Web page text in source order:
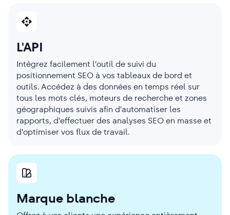
L'API
Intégrez facilement l'outil de suivi du
positionnement SEO à vos tableaux de bord et
outils. Accédez à des données en temps réel sur
tous les mots clés, moteurs de recherche et zones
géographiques suivis afin d'automatiser les
rapports, d'effectuer des analyses SEO en masse et
d'optimiser vos flux de travail.
Marque blanche